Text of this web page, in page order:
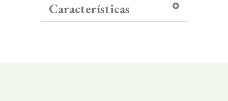
Características